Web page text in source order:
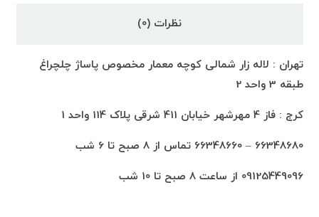
نظرات (0)
تهران : لاله زار شمالی کوچه معمار مخصوص پاساژ چلچراغ
طبقه 3 واحد 2
کرج : فاز 4 مهرشهر خیابان 411 شرقی پلاک 114 واحد 1
66348680 – 66348660 تماس از 8 صبح تا 6 شب
09125449096 از ساعت 8 صبح تا 10 شب